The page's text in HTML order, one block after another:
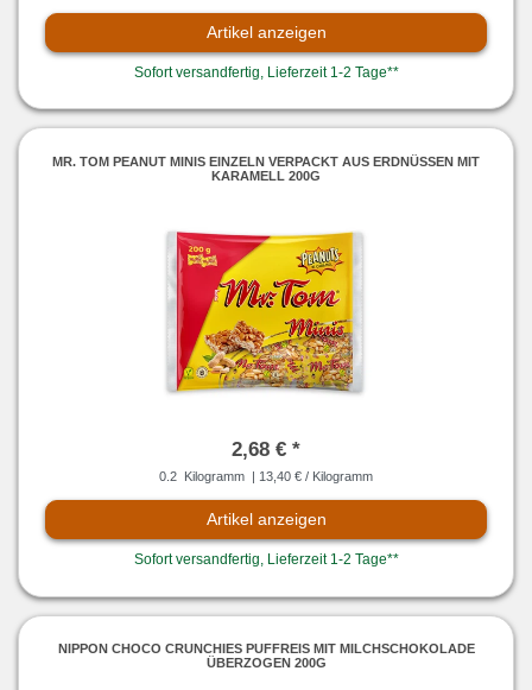
Artikel anzeigen
Sofort versandfertig, Lieferzeit 1-2 Tage**
MR. TOM PEANUT MINIS EINZELN VERPACKT AUS ERDNÜSSEN MIT
KARAMELL 200G
2,68 € *
0.2 Kilogramm | 13,40 € / Kilogramm
Artikel anzeigen
Sofort versandfertig, Lieferzeit 1-2 Tage**
NIPPON CHOCO CRUNCHIES PUFFREIS MIT MILCHSCHOKOLADE
ÜBERZOGEN 200G